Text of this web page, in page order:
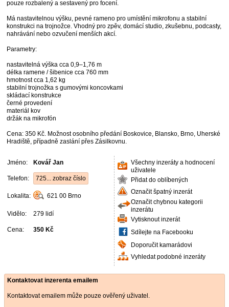
pouze rozbalený a sestavený pro focení.
Má nastavitelnou výšku, pevné rameno pro umístění mikrofonu a stabilní
konstrukci na trojnožce. Vhodný pro zpěv, domácí studio, zkušebnu, podcasty,
nahrávání nebo ozvučení menších akcí.
Parametry:
nastavitelná výška cca 0,9–1,76 m
délka ramene / šibenice cca 760 mm
hmotnost cca 1,62 kg
stabilní trojnožka s gumovými koncovkami
skládací konstrukce
černé provedení
materiál kov
držák na mikrofón
Cena: 350 Kč. Možnost osobního předání Boskovice, Blansko, Brno, Uherské
Hradiště, případně zaslání přes Zásilkovnu.
Jméno: Kovář Jan
Telefon: 725... zobraz číslo
Lokalita: 621 00 Brno
Vidělo: 279 lidí
Cena: 350 Kč
Všechny inzeráty a hodnocení
uživatele
Přidat do oblíbených
Označit špatný inzerát
Označit chybnou kategorii
inzerátu
Vytisknout inzerát
Sdílejte na Facebooku
Doporučit kamarádovi
Vyhledat podobné inzeráty
Kontaktovat inzerenta emailem
Kontaktovat emailem může pouze ověřený uživatel.